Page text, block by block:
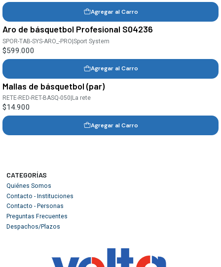
Agregar al Carro
Aro de básquetbol Profesional S04236
SPOR-TAB-SYS-ARO_-PRO |Sport System
$599.000
Agregar al Carro
Mallas de básquetbol (par)
RETE-RED-RET-BASQ-050 La rete
$14.900
Agregar al Carro
CATEGORÍAS
Quiénes Somos
Contacto - Instituciones
Contacto - Personas
Preguntas Frecuentes
Despachos/Plazos